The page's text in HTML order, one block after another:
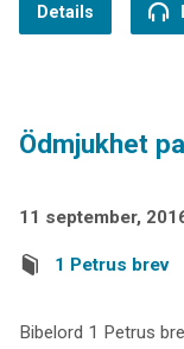
Details
Ödmjukhet
11 september,
1 Petrus brev
Bibelord 1 Petrus